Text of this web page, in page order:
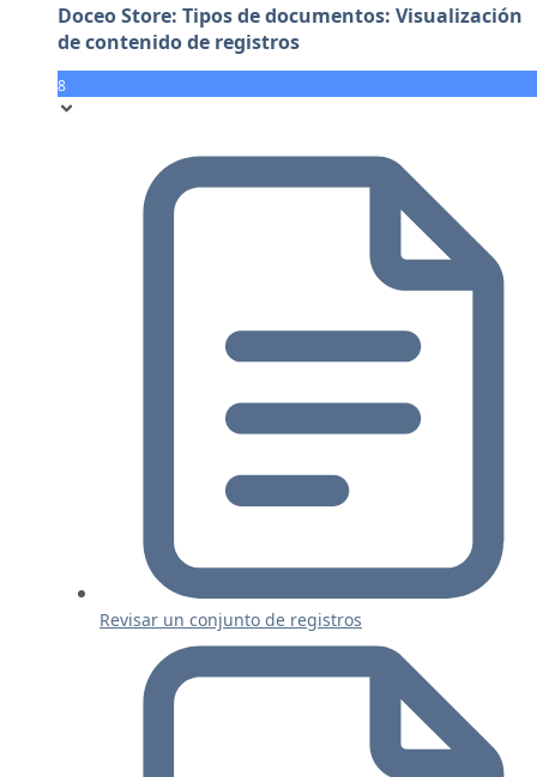
Doceo Store: Tipos de documentos: Visualización
de contenido de registros
8
Revisar un conjunto de registros